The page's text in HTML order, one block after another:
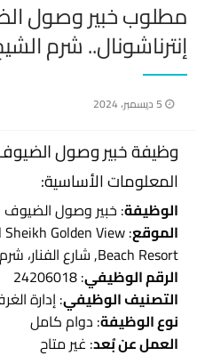
مطلوب خبير وصول
إنترناشونال.. شرم
نُشر
5 ديسمبر، 2024
وظيفة خبير وصول الضيوف
المعلومات الأساسية:
الوظيفة: خبير وصول الضيوف
الموقع Sheikh Golden View
Beach Resort, شارع الفنار، شرم الشيخ، جنوب سيناء، مصر
الرقم الوظيفي: 24206018
التصنيف الوظيفي: إدارة
نوع الوظيفة: دوام كامل
العمل عن بُعد: غير متاح